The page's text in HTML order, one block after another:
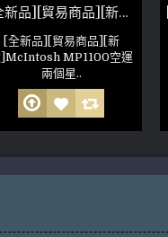
[全新品][貿易商品][新款]McIntosh MP1100
[全新品][貿易商品][新
MP1100空運
兩個星..